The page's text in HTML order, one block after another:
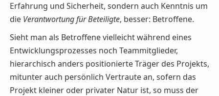
Erfahrung und Sicherheit, sondern auch Kenntnis um
die Verantwortung für Beteiligte, besser: Betroffene.
Sieht man als Betroffene vielleicht während eines
Entwicklungsprozesses noch Teammitglieder,
hierarchisch anders positionierte Träger des Projekts,
mitunter auch persönlich Vertraute an, sofern das
Projekt kleiner oder privater Natur ist, so muss der